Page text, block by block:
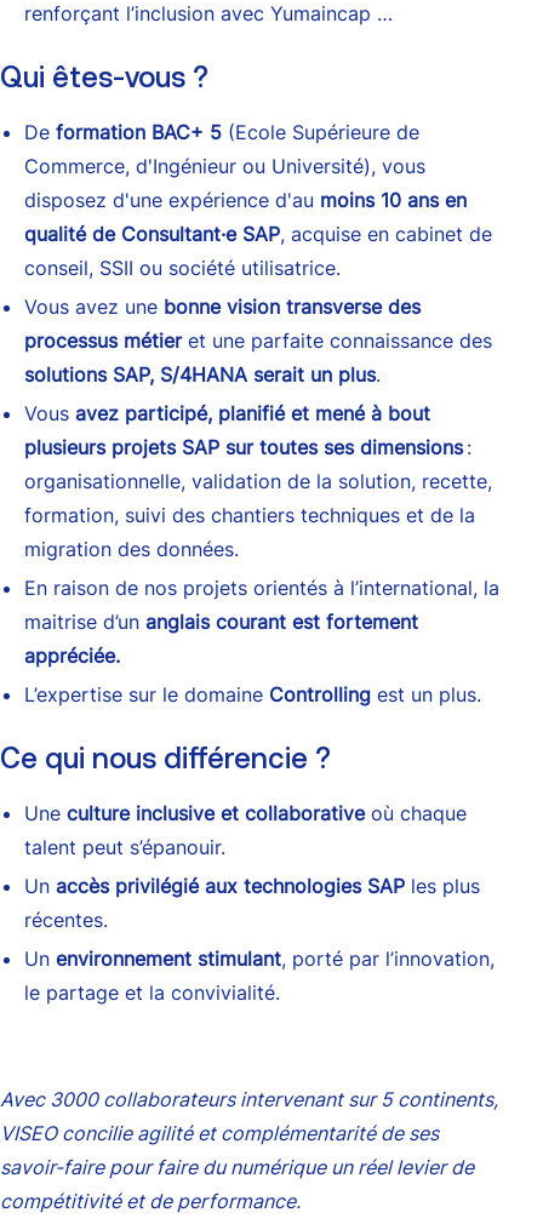
renforçant l’inclusion avec Yumaincap …
Qui êtes-vous ?
De formation BAC+ 5 (Ecole Supérieure de
Commerce, d'Ingénieur ou Université), vous
disposez d'une expérience d'au moins 10 ans en
qualité de Consultant·e SAP, acquise en cabinet de
conseil, SSII ou société utilisatrice.
Vous avez une bonne vision transverse des
processus métieret une parfaite connaissance des
solutions SAP, S/4HANA serait un plus.
Vous avez participé, planifié et mené à bout
plusieurs projets SAP sur toutes ses dimensions:
organisationnelle, validation de la solution, recette,
formation, suivi des chantiers techniques et de la
migration des données.
En raison de nos projets orientés à l’international, la
maitrise d’un anglais courant est fortement
appréciée.
L’expertise sur le domaine Controlling est un plus.
Ce qui nous différencie ?
Une culture inclusive et collaborativeoù chaque
talent peut s’épanouir.
Un accès privilégié aux technologies SAP les plus
récentes.
Un environnement stimulant, porté par l’innovation,
le partage et la convivialité.
Avec 3000 collaborateurs intervenant sur 5 continents,
VISEO concilie agilité et complémentarité de ses
savoir-faire pour faire du numérique un réel levier de
compétitivité et de performance.